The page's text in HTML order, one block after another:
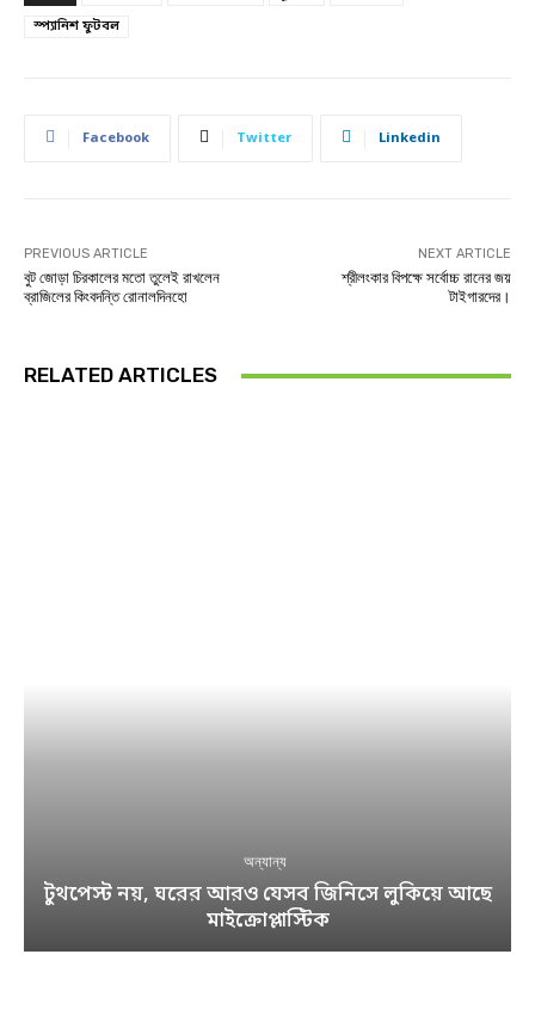
স্প্যানিশ ফুটবল
Facebook Twitter Linkedin
PREVIOUS ARTICLE
বুট জোড়া চিরকালের মতো তুলেই রাখলেন
ব্রাজিলের কিংবদন্তি রোনালদিনহো
NEXT ARTICLE
শ্রীলংকার বিপক্ষে সর্বোচ্চ রানের জয়
টাইগারদের।
RELATED ARTICLES
অন্যান্য
টুথপেস্ট নয়, ঘরের আরও যেসব জিনিসে লুকিয়ে আছে
মাইক্রোপ্লাস্টিক